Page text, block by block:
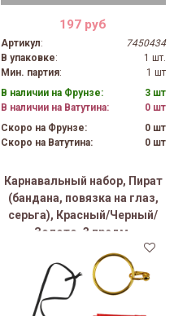
197 руб
Артикул:
7450434
В упаковке:
1 шт.
Мин. партия:
1 шт
В наличии на Фрунзе:
3 шт
В наличии на Ватутина:
0 шт
Скоро на Фрунзе:
0 шт
Скоро на Ватутина:
0 шт
Карнавальный набор, Пират
(бандана, повязка на глаз,
серьга), Красный/Черный/
Золото, 3 предм.